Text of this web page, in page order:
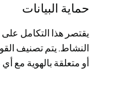
حماية البيانات
يقتصر هذا التكامل
النشاط. يتم تصنيف
أو متعلقة بالهوية مع